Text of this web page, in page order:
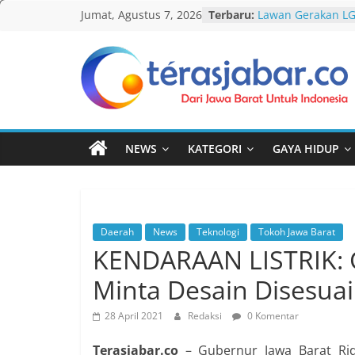
Skip
Jumat, Agustus 7, 2026 Terbaru: Lawan Gerakan
tak Menyentuh
Komnas Anti
Dewan Dakwah
Penanganan
Cetak Sejarah,
PAUD/TK/RA di
Teras
Jabar
NEWS KATEGORI GAYA HIDUP
Daerah News Teknologi Tokoh Jawa Barat
KENDARAAN
Minta Desain
28 April 2021 Redaksi 0 Komentar
Terasjabar.co – Gubernur Jawa Barat